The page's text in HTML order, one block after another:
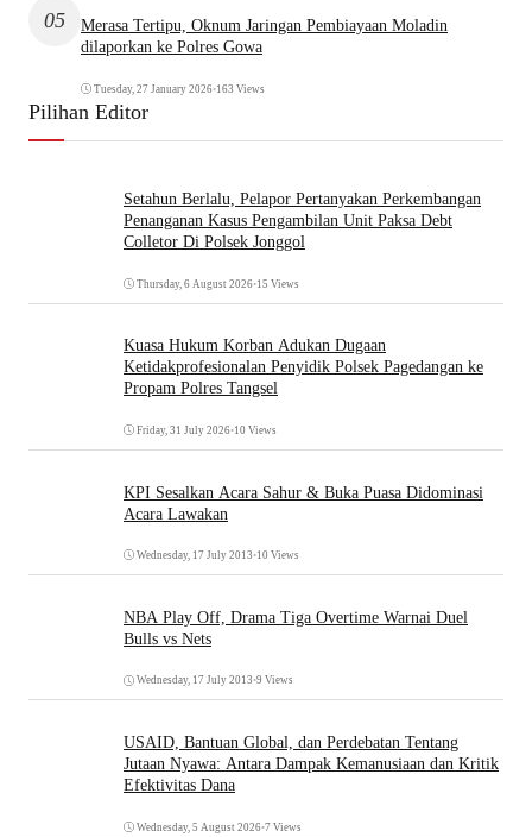
05
Merasa Tertipu, Oknum Jaringan Pembiayaan Moladin
dilaporkan ke Polres Gowa
Tuesday, 27 January 2026•163 Views
Pilihan Editor
Setahun Berlalu, Pelapor Pertanyakan Perkembangan
Penanganan Kasus Pengambilan Unit Paksa Debt
Colletor Di Polsek Jonggol
Thursday, 6 August 2026•15 Views
Kuasa Hukum Korban Adukan Dugaan
Ketidakprofesionalan Penyidik Polsek Pagedangan ke
Propam Polres Tangsel
Friday, 31 July 2026•10 Views
KPI Sesalkan Acara Sahur & Buka Puasa Didominasi
Acara Lawakan
Wednesday, 17 July 2013 •10 Views
NBA Play Off, Drama Tiga Overtime Warnai Duel
Bulls vs Nets
Wednesday, 17 July 2013 •9 Views
USAID, Bantuan Global, dan Perdebatan Tentang
Jutaan Nyawa: Antara Dampak Kemanusiaan dan Kritik
Efektivitas Dana
Wednesday, 5 August 2026•7 Views